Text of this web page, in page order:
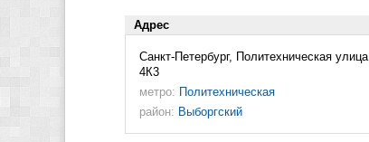
Адрес
Санкт-Петербург, Политехническая улица,
4К3
метро: Политехническая
район: Выборгский